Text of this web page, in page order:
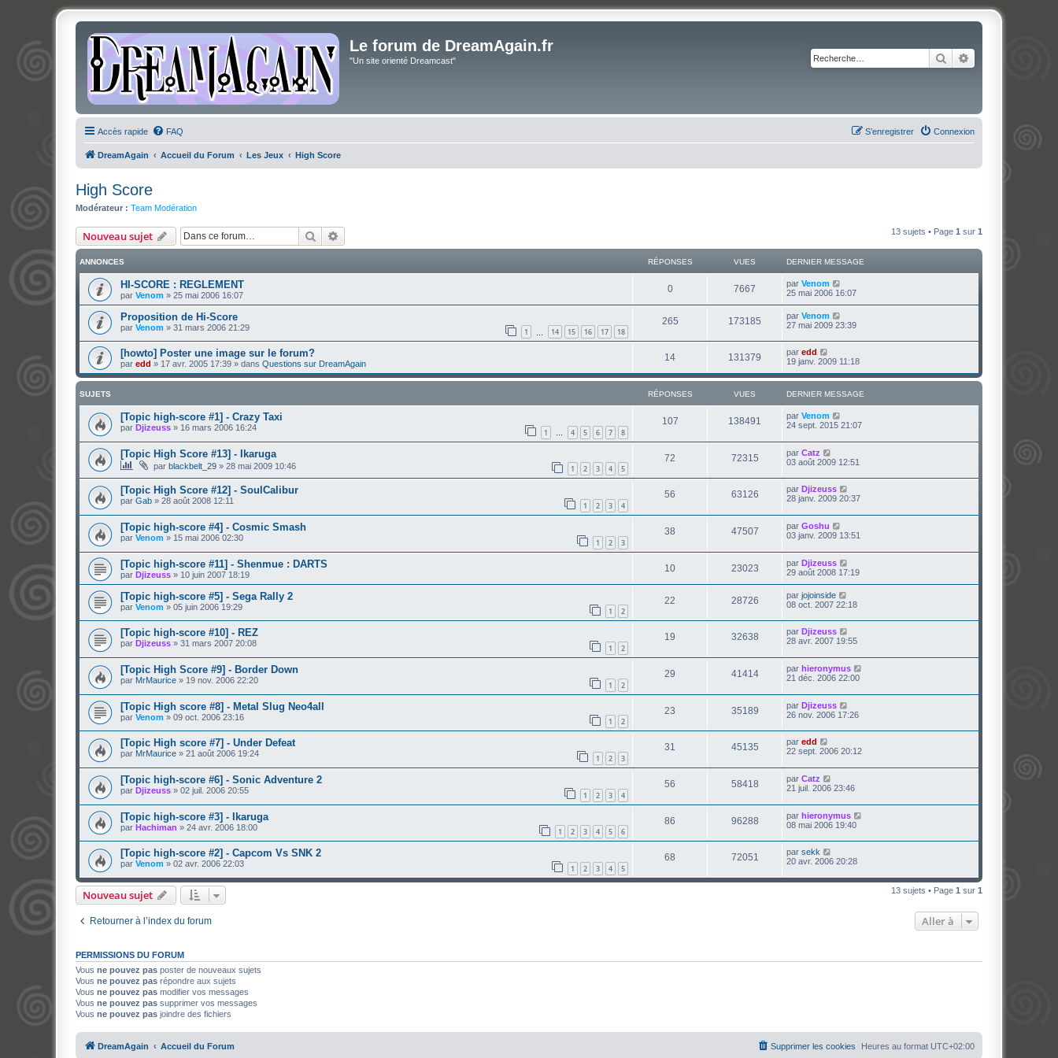
Le forum de DreamAgain.fr
"Un site orienté Dreamcast" Rechercher
Accès rapide FAQ Connexion
S’enregistrer
DreamAgain Accueil du Forum Les Jeux High Score
High Score
Modérateur : Team Modération
Nouveau sujet Rechercher 13 sujets • Page 1 sur 1
ANNONCES RÉPONSES VUES DERNIER MESSAGE
HI-SCORE : REGLEMENT
par Venom » 25 mai 2006 16:07
0 7667 par Venom
25 mai 2006 16:07
Proposition de Hi-Score
par Venom » 31 mars 2006 21:29 1 14 15 16 17 18
265 173185 par Venom
27 mai 2009 23:39
[howto] Poster une image sur le forum?
par edd » 17 avr. 2005 17:39 » dans Questions sur DreamAgain
14 131379 par edd
19 janv. 2009 11:18
SUJETS RÉPONSES VUES DERNIER MESSAGE
[Topic high-score #1] - Crazy Taxi
par Djizeuss » 16 mars 2006 16:24 1 … 4 5 6 7 8
107 138491 par Venom
24 sept. 2015 21:07
[Topic High Score #13] - Ikaruga
par blackbelt_29 » 28 mai 2009 10:46 1 2 3 4 5
72 72315 par Catz
03 août 2009 12:51
[Topic High Score #12] - SoulCalibur
par Gab » 28 août 2008 12:11 1 2 3 4
56 63126 par Djizeuss
28 janv. 2009 20:37
[Topic high-score #4] - Cosmic Smash
par Venom » 15 mai 2006 02:30 1 2 3
38 47507 par Goshu
03 janv. 2009 13:51
[Topic high-score #11] - Shenmue : DARTS
par Djizeuss » 10 juin 2007 18:19
10 23023 par Djizeuss
29 août 2008 17:19
[Topic high-score #5] - Sega Rally 2
par Venom » 05 juin 2006 19:29 1 2
22 28726 par jojoinside
08 oct. 2007 22:18
[Topic high-score #10] - REZ
par Djizeuss » 31 mars 2007 20:08 1 2
19 32638 par Djizeuss
28 avr. 2007 19:55
[Topic High Score #9] - Border Down
par MrMaurice » 19 nov. 2006 22:20 1 2
29 41414 par hieronymus
21 déc. 2006 22:00
[Topic High score #8] - Metal Slug Neo4all
par Venom » 09 oct. 2006 23:16 1 2
23 35189 par Djizeuss
26 nov. 2006 17:26
[Topic High score #7] - Under Defeat
par MrMaurice » 21 août 2006 19:24 1 2 3
31 45135 par edd
22 sept. 2006 20:12
[Topic high-score #6] - Sonic Adventure 2
par Djizeuss » 02 juil. 2006 20:55 1 2 3 4
56 58418 par Catz
21 juil. 2006 23:46
[Topic high-score #3] - Ikaruga
par Hachiman » 24 avr. 2006 18:00 1 2 3 4 5 6
86 96288 par hieronymus
08 mai 2006 19:40
[Topic high-score #2] - Capcom Vs SNK 2
par Venom » 02 avr. 2006 22:03 1 2 3 4 5
68 72051 par sekk
20 avr. 2006 20:28
Nouveau sujet 13 sujets • Page 1 sur 1
Retourner à l’index du forum Aller à
PERMISSIONS DU FORUM
Vous ne pouvez pas poster de nouveaux sujets
Vous ne pouvez pas répondre aux sujets
Vous ne pouvez pas modifier vos messages
Vous ne pouvez pas supprimer vos messages
Vous ne pouvez pas joindre des fichiers
DreamAgain Accueil du Forum Heures au format UTC+02:00
Supprimer les cookies